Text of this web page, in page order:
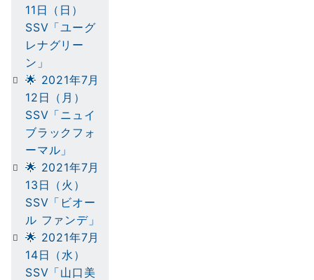
11日（日）
SSV「ユーグ
レナグリー
ン」
🌟 2021年7月
12日（月）
SSV「ニュイ
ブラックフォ
ーマル」
🌟 2021年7月
13日（火）
SSV「ビオー
ル ファンデ」
🌟 2021年7月
14日（水）
SSV「山口美